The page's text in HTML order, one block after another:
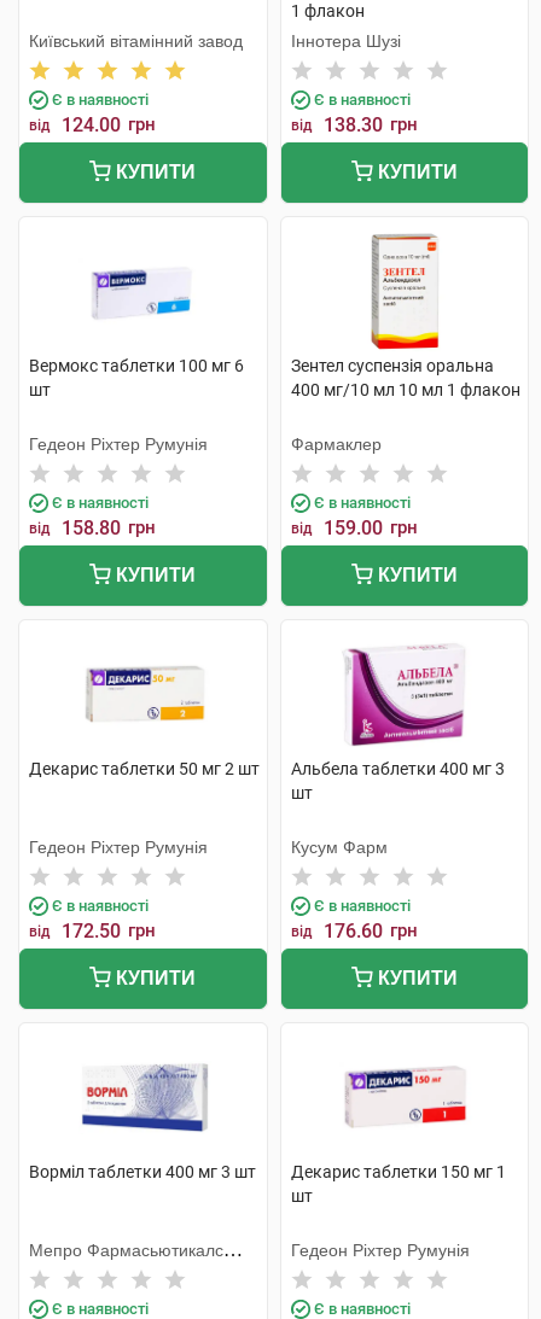
Київський вітамінний завод
Є в наявності
від 124.00 грн
КУПИТИ
1 флакон
Іннотера Шузі
Є в наявності
від 138.30 грн
КУПИТИ
Вермокс таблетки 100 мг 6
шт
Гедеон Ріхтер Румунія
Є в наявності
від 158.80 грн
КУПИТИ
Зентел суспензія оральна
400 мг/10 мл 10 мл 1 флакон
Фармаклер
Є в наявності
від 159.00 грн
КУПИТИ
Декарис таблетки 50 мг 2 шт
Гедеон Ріхтер Румунія
Є в наявності
від 172.50 грн
КУПИТИ
Альбела таблетки 400 мг 3
шт
Кусум Фарм
Є в наявності
від 176.60 грн
КУПИТИ
Ворміл таблетки 400 мг 3 шт
Мепро Фармасьютикалс
Пріват
Є в наявності
Декарис таблетки 150 мг 1
шт
Гедеон Ріхтер Румунія
Є в наявності